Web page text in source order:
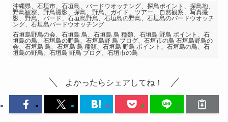
沖縄県、石垣市、石垣島、バードウオッチング、探鳥ポイント、探鳥地、
野鳥観察、野鳥撮影、探鳥、野鳥、ガイド、ツアー、自然観察、写真撮
影、野鳥、バード、石垣島野鳥、石垣島の野鳥、石垣島のバードウオッチ
ング、石垣島バードウオッチング
石垣島野鳥の会、石垣島 鳥、石垣島 鳥 種類、石垣島 野鳥 ポイント、石
垣島の鳥、石垣島の野鳥、石垣島野 鳥 ブログ、石垣市の鳥 石垣島野鳥の
会、石垣島 鳥、石垣島 鳥 種類、石垣島 野鳥 ポイント、石垣島の鳥、石
垣島の野鳥、石垣島 野鳥 ブログ、石垣市の鳥
よかったらシェアしてね！